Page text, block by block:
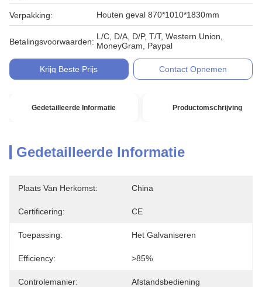
Verpakking: Houten geval 870*1010*1830mm
Betalingsvoorwaarden:
L/C, D/A, D/P, T/T, Western Union,
MoneyGram, Paypal
Krijg Beste Prijs Contact Opnemen
Gedetailleerde Informatie Productomschrijving
Gedetailleerde Informatie
Plaats Van Herkomst: China
Certificering: CE
Toepassing: Het Galvaniseren
Efficiency: >85%
Controlemanier: Afstandsbediening